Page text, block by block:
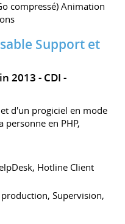
compressé) Animation
Support et
2013 CDI
d'un progiciel en mode
personne en PHP,
Hotline Client
Supervision,